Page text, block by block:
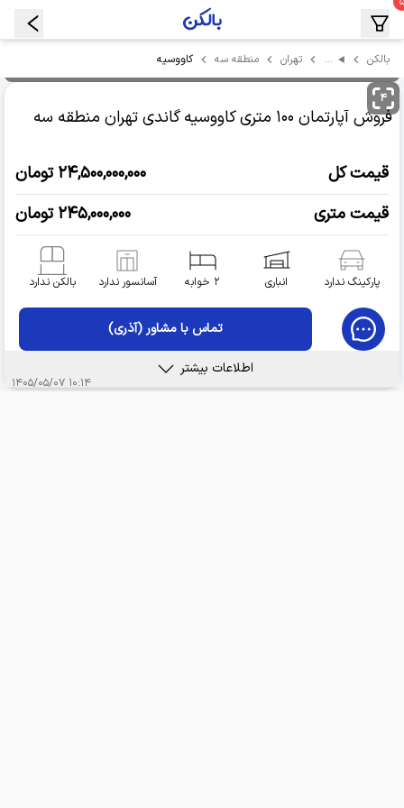
بالکن … تهران منطقه سه کاووسیه
۴
فروش آپارتمان ۱۰۰ متری کاووسیه گاندی تهران منطقه سه
قیمت کل
۲۴,۵۰۰,۰۰۰,۰۰۰ تومان
قیمت متری
۲۴۵,۰۰۰,۰۰۰ تومان
پارکینگ ندارد انباری ۲ خوابه آسانسور ندارد بالکن ندارد
تماس با مشاور (آذری)
اطلاعات بیشتر
۱۰:۱۴ ۱۴۰۵/۰۵/۰۷